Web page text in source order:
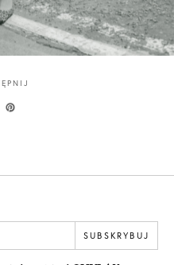
SUBSKRYBUJ